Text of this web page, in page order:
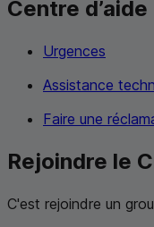
Centre d’aide
Urgences
Assistance
Faire une
Rejoindre le
C'est rejoindre un